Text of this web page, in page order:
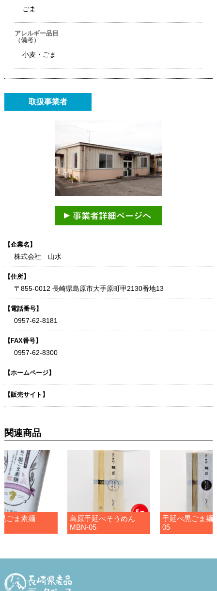
ごま
アレルギー品目
（備考）
小麦・ごま
取扱事業者
【企業名】
株式会社 山水
【住所】
〒855-0012 長崎県島原市大手原町甲2130番地13
【電話番号】
0957-62-8181
【FAX番号】
0957-62-8300
【ホームページ】
【販売サイト】
関連商品
ごま素麺
島原手延べそうめん
MBN-05
手延べ黒ごま
05